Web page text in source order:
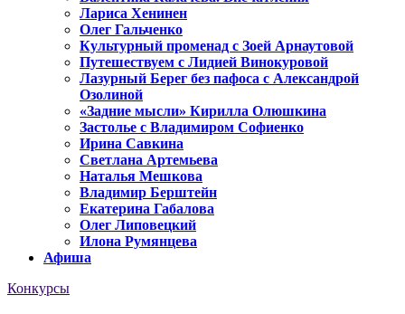
Лариса Хенинен
Олег Гальченко
Культурный променад с Зоей Арнаутовой
Путешествуем с Лидией Винокуровой
Лазурный Берег без пафоса с Александрой
Озолиной
«Задние мысли» Кирилла Олюшкина
Застолье с Владимиром Софиенко
Ирина Савкина
Светлана Артемьева
Наталья Мешкова
Владимир Берштейн
Екатерина Габалова
Олег Липовецкий
Илона Румянцева
Афиша
Конкурсы